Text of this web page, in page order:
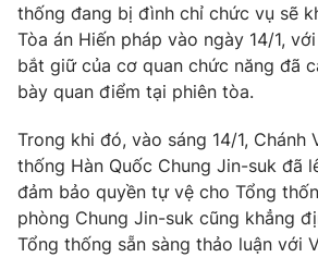
THỜI BÁO VTV
Cơ quan chủ quản:Đài Truyền hình Việt
Cơ quan báo chí:Thời báo VTV
Giấy phép hoạt động báo in và báo điện
thống đang bị đình chỉ chức vụ sẽ
Tòa án Hiến pháp vào ngày 14/1,
bắt giữ của cơ quan chức năng đã
bày quan điểm tại phiên tòa.
Trong khi đó, vào sáng 14/1, Chánh
thống Hàn Quốc Chung Jin-suk đã
đảm bảo quyền tự vệ cho Tổng
phòng Chung Jin-suk cũng khẳng
Tổng thống sẵn sàng thảo luận với